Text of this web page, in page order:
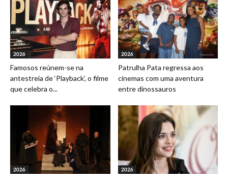
2026
Famosos reúnem-se na
antestreia de ‘Playback’, o filme
que celebra o...
2026
Patrulha Pata regressa aos
cinemas com uma aventura
entre dinossauros
2026 2026